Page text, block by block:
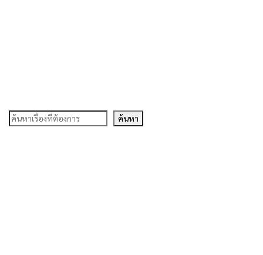
ค้นหา ค้นหา